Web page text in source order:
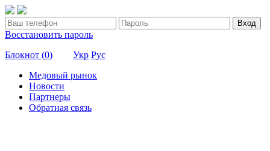
Вход
Восстановить пароль
Блокнот (0) Укр Рус
Медовый рынок
Новости
Партнеры
Обратная связь